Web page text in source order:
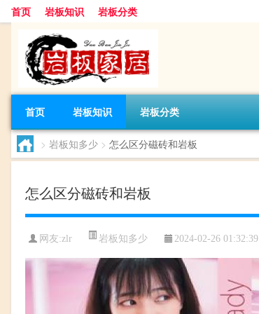
首页 岩板知识 岩板分类
首页 岩板知识 岩板分类
> 岩板知多少 > 怎么区分磁砖和岩板
怎么区分磁砖和岩板
网友:zlr 岩板知多少 2024-02-26 01:32:39